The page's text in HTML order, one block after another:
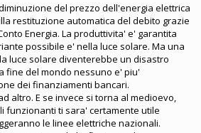
del prezzo dell'energia elettrica
restituzione automatica del debito grazie
Energia. La produttivita' e' garantita
possibile e' nella luce solare. Ma una
luce solare diventerebbe un disastro
fine del mondo nessuno e' piu'
dei finanziamenti bancari.
altro. E se invece si torna al medioevo,
funzionanti ti sara' certamente utile
le linee elettriche nazionali.